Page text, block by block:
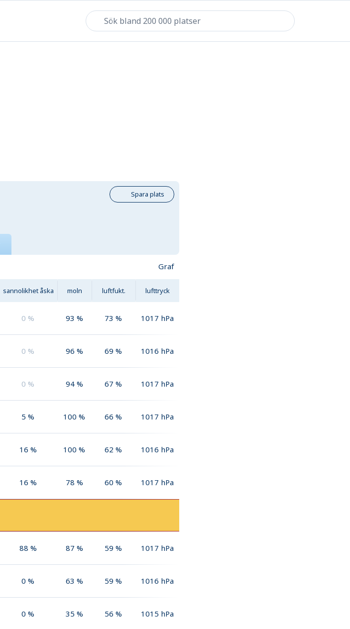
Spara plats
Graf
sannolikhet åska moln luftfukt. lufttryck
0 % 93 % 73 % 1017 hPa
0 % 96 % 69 % 1016 hPa
0 % 94 % 67 % 1017 hPa
5 % 100 % 66 % 1017 hPa
16 % 100 % 62 % 1016 hPa
16 % 78 % 60 % 1017 hPa
88 % 87 % 59 % 1017 hPa
0 % 63 % 59 % 1016 hPa
0 % 35 % 56 % 1015 hPa